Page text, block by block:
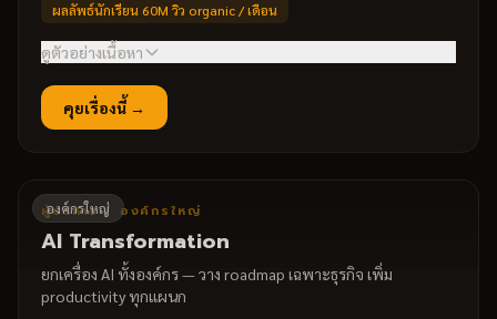
ผลลัพธ์นักเรียน 60M วิว organic / เดือน
ดูตัวอย่างเนื้อหา
สิ่งที่ทีมจะทำได้
→สร้าง AI Avatar หน้าตา / เสียง เหมือนแบรนด์
ตัวอย่างหัวข้อ
• สร้าง Avatar ด้วย HeyGen
ATM / AAM / AMM machines
• เปลี่ยนคอนเทนต์เป็นรายได้
คุยเรื่องนี้ →
องค์กรใหญ่
ผู้บริหาร / องค์กรใหญ่
AI Transformation
ยกเครื่อง AI ทั้งองค์กร — วาง roadmap เฉพาะธุรกิจ เพิ่ม
productivity ทุกแผนก